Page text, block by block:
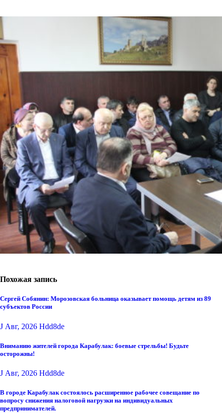
Похожая запись
Сергей Собянин: Морозовская больница оказывает помощь детям из 89
субъектов России
J Авг, 2026 Hdd8de
Вниманию жителей города Карабулак: боевые стрельбы! Будьте
осторожны!
J Авг, 2026 Hdd8de
В городе Карабулак состоялось расширенное рабочее совещание по
вопросу снижения налоговой нагрузки на индивидуальных
предпринимателей.